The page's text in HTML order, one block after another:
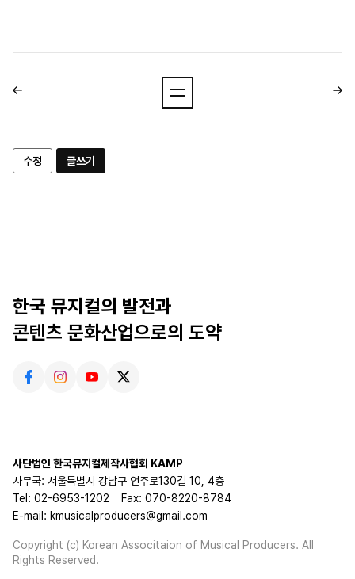
수정 글쓰기
한국 뮤지컬의 발전과
콘텐츠 문화산업으로의 도약
사단법인 한국뮤지컬제작사협회 KAMP
사무국: 서울특별시 강남구 언주로130길 10, 4층
Tel: 02-6953-1202
Fax: 070-8220-8784
E-mail: kmusicalproducers@gmail.com
Copyright (c) Korean Associtaion of Musical Producers. All
Rights Reserved.